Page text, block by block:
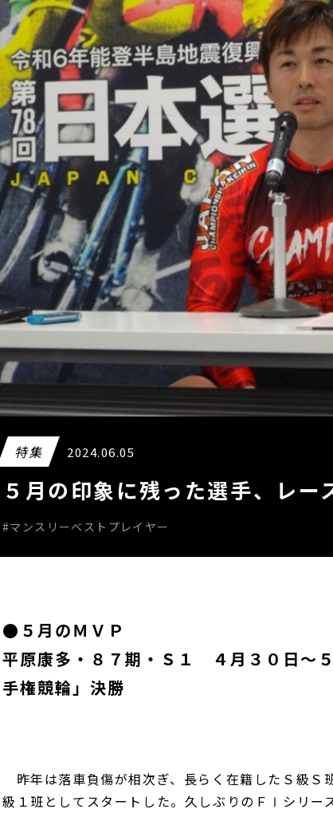
特集 2024.06.05
５月の印象に残った選手、レー
#マンスリーベストプレイヤー
●５月のＭＶＰ
平原康多・８７期・Ｓ１ ４月３０日～
手権競輪」決勝
昨年は落車負傷が相次ぎ、長らく在籍したＳ級Ｓ
級１班としてスタートした。久しぶりのＦⅠシリー